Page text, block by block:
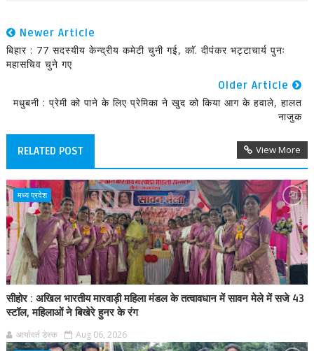
Newer Article
बिहार : 77 सदस्यीय केन्द्रीय कमेटी चुनी गई, काॅ. दीपंकर भट्टाचार्य पुनः
महासचिव चुने गए
Older Article
मधुबनी : प्रेमी को पाने के लिए प्रेमिका ने खुद को किया आग के हवाले, हालत
नाजुक
RELATED POST View More
मध्य प्रदेश
सीहोर : अखिल भारतीय मारवाड़ी महिला मंडल के तत्वावधान में सावन मेले में सजे 43
स्टॉल, महिलाओं ने बिखेरे हुनर के रंग
आर्यावर्त डेस्क Aug 06, 2026